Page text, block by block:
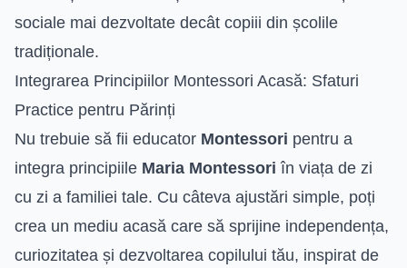
sociale mai dezvoltate decât copiii din școlile
tradiționale.
Integrarea Principiilor Montessori Acasă: Sfaturi
Practice pentru Părinți
Nu trebuie să fii educator Montessori pentru a
integra principiile Maria Montessori în viața de zi
cu zi a familiei tale. Cu câteva ajustări simple, poți
crea un mediu acasă care să sprijine independența,
curiozitatea și dezvoltarea copilului tău, inspirat de